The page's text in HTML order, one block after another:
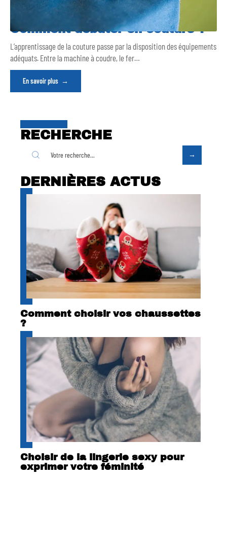
Comment débuter en couture ?
L’apprentissage de la couture passe par la disposition des équipements
adéquats. Entre la machine à coudre, le fer…
En savoir plus
RECHERCHE
DERNIÈRES ACTUS
Comment choisir vos chaussettes
?
Choisir de la lingerie sexy pour
exprimer votre féminité